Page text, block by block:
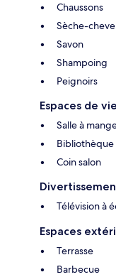
Chaussons
Sèche-
Savon
Shampoing
Peignoirs
Espaces de vie
Salle à
Bibliothèque
Coin salon
Télévision à
Espaces
Terrasse
Barbecue